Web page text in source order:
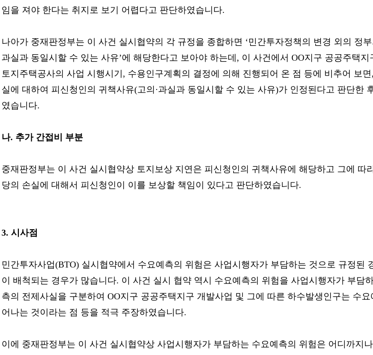
임을 져야 한다는 취지로 보기 어렵다고 판단하였습니다.
나아가 중재판정부는 이 사건 실시협약의 각 규정을 종합하면 ‘민간투자정책의 변경 외의 정
과실과 동일시할 수 있는 사유’에 해당한다고 보아야 하는데, 이 사건에서 OO지구 공공주택
토지주택공사의 사업 시행시기, 수용인구계획의 결정에 의해 진행되어 온 점 등에 비추어 보
실에 대하여 피신청인의 귀책사유(고의·과실과 동일시할 수 있는 사유)가 인정된다고 판단
였습니다.
나. 추가 간접비 부분
중재판정부는 이 사건 실시협약상 토지보상 지연은 피신청인의 귀책사유에 해당하고 그에
당의 손실에 대해서 피신청인이 이를 보상할 책임이 있다고 판단하였습니다.
3. 시사점
민간투자사업(BTO) 실시협약에서 수요예측의 위험은 사업시행자가 부담하는 것으로 규정
이 배척되는 경우가 많습니다. 이 사건 실시 협약 역시 수요예측의 위험을 사업시행자가 부담
측의 전제사실을 구분하여 OO지구 공공주택지구 개발사업 및 그에 따른 하수발생인구는 수
어나는 것이라는 점 등을 적극 주장하였습니다.
이에 중재판정부는 이 사건 실시협약상 사업시행자가 부담하는 수요예측의 위험은 어디까